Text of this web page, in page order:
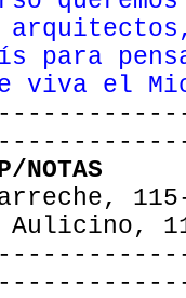
para
viva el
NOTAS
Aulicino,